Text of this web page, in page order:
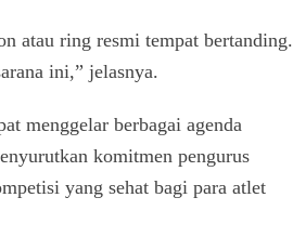
atau ring resmi tempat bertanding.
ini,” jelasnya.
menggelar berbagai agenda
komitmen pengurus
yang sehat bagi para atlet